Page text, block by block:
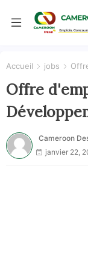
Accueil jobs
Offre
Cameroon
janvier 22,